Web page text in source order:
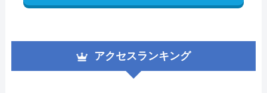
アクセスランキング